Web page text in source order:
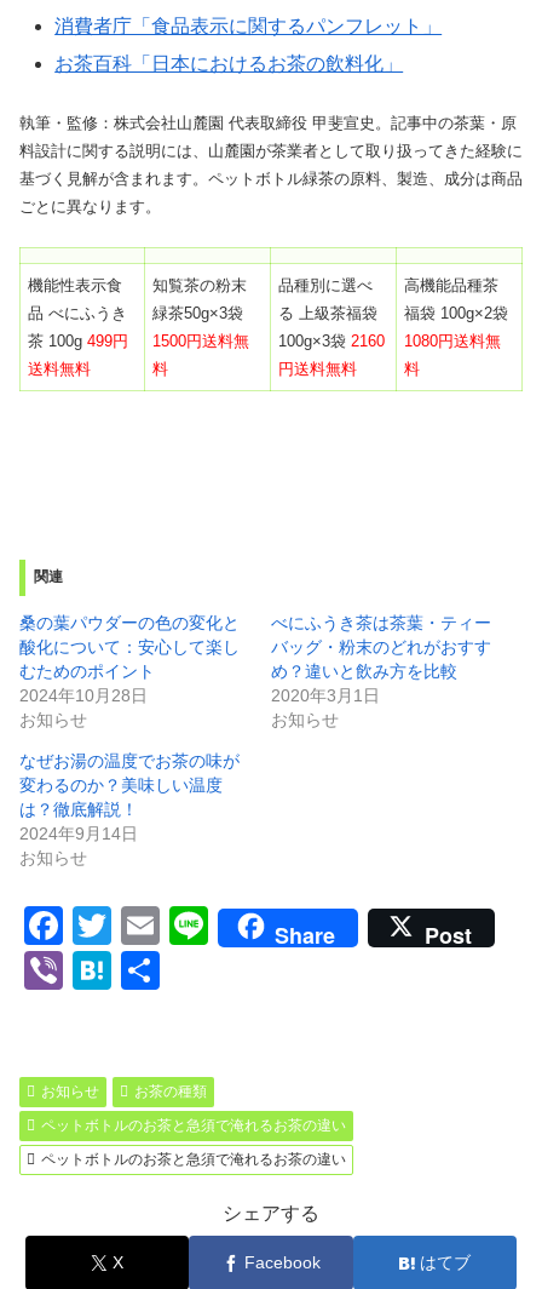
消費者庁「食品表示に関するパンフレット」
お茶百科「日本におけるお茶の飲料化」
執筆・監修：株式会社山麓園 代表取締役 甲斐宣史。記事中の茶葉・原
料設計に関する説明には、山麓園が茶業者として取り扱ってきた経験に
基づく見解が含まれます。ペットボトル緑茶の原料、製造、成分は商品
ごとに異なります。
機能性表示食
品べにふうき
茶 100g499円
送料無料
知覧茶の粉末
緑茶50g×3袋
1500円送料無
料
品種別に選べ
る 上級茶福袋
100g×3袋 2160
円送料無料
高機能品種茶
福袋 100g×2袋
1080円送料無
料
関連
桑の葉パウダーの色の変化と
酸化について：安心して楽し
むためのポイント
2024年10月28日
お知らせ
べにふうき茶は茶葉・ティー
バッグ・粉末のどれがおすす
め？違いと飲み方を比較
2020年3月1日
お知らせ
なぜお湯の温度でお茶の味が
変わるのか？美味しい温度
は？徹底解説！
2024年9月14日
お知らせ
F
a
c
b
o
o
T
wi
tt
E
Li
Share Post
Vi H
n
a
お知らせ
お茶の種類
ペットボトルのお茶と急須で淹れるお茶の違い
ペットボトルのお茶と急須で淹れるお茶の違い
シェアする
X Facebook はてブ